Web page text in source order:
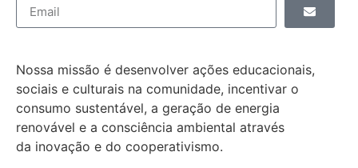
Nossa missão é desenvolver ações educacionais,
sociais e culturais na comunidade, incentivar o
consumo sustentável, a geração de energia
renovável e a consciência ambiental através
da inovação e do cooperativismo.